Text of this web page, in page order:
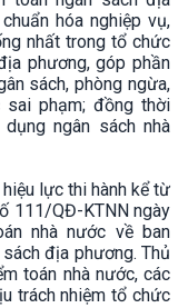
hóa nghiệp vụ,
nhất trong tổ chức
phương, góp phần
sách, phòng ngừa,
phạm; đồng thời
ngân sách nhà
lực thi hành kể từ
111/QĐ-KTNN ngày
nhà nước về ban
địa phương. Thủ
toán nhà nước, các
trách nhiệm tổ chức